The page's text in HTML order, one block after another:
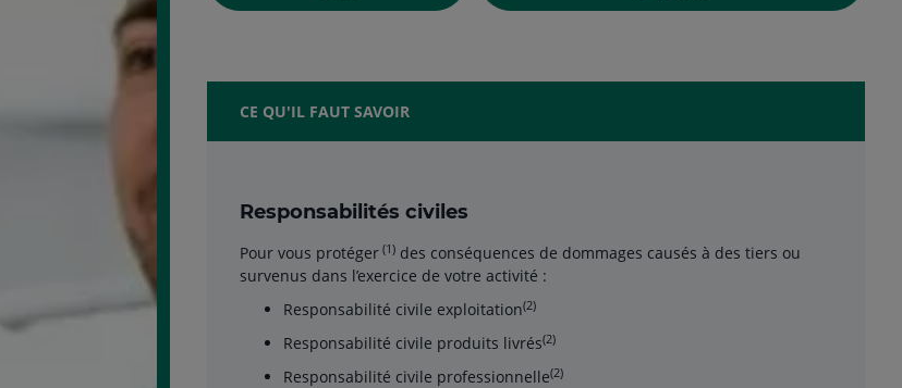
CE QU'IL FAUT SAVOIR
Responsabilités civiles
Pour vous protéger(1)des conséquences de dommages causés à des tiers ou
survenus dans l’exercice de votre activité :
Responsabilité civile exploitation(2)
Responsabilité civile produits livrés(2)
Responsabilité civile professionnelle(2)